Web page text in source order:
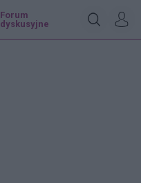
Forum
dyskusyjne